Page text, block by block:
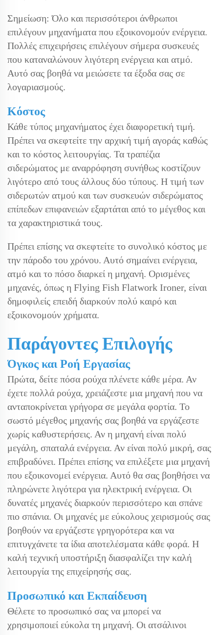
Σημείωση: Όλο και περισσότεροι άνθρωποι
επιλέγουν μηχανήματα που εξοικονομούν ενέργεια.
Πολλές επιχειρήσεις επιλέγουν σήμερα συσκευές
που καταναλώνουν λιγότερη ενέργεια και ατμό.
Αυτό σας βοηθά να μειώσετε τα έξοδα σας σε
λογαριασμούς.
Κόστος
Κάθε τύπος μηχανήματος έχει διαφορετική τιμή.
Πρέπει να σκεφτείτε την αρχική τιμή αγοράς καθώς
και το κόστος λειτουργίας. Τα τραπέζια
σιδερώματος με αναρρόφηση συνήθως κοστίζουν
λιγότερο από τους άλλους δύο τύπους. Η τιμή των
σιδερωτών ατμού και των συσκευών σιδερώματος
επίπεδων επιφανειών εξαρτάται από το μέγεθος και
τα χαρακτηριστικά τους.
Πρέπει επίσης να σκεφτείτε το συνολικό κόστος με
την πάροδο του χρόνου. Αυτό σημαίνει ενέργεια,
ατμό και το πόσο διαρκεί η μηχανή. Ορισμένες
μηχανές, όπως η Flying Fish Flatwork Ironer, είναι
δημοφιλείς επειδή διαρκούν πολύ καιρό και
εξοικονομούν χρήματα.
Παράγοντες Επιλογής
Όγκος και Ροή Εργασίας
Πρώτα, δείτε πόσα ρούχα πλένετε κάθε μέρα. Αν
έχετε πολλά ρούχα, χρειάζεστε μια μηχανή που να
ανταποκρίνεται γρήγορα σε μεγάλα φορτία. Το
σωστό μέγεθος μηχανής σας βοηθά να εργάζεστε
χωρίς καθυστερήσεις. Αν η μηχανή είναι πολύ
μεγάλη, σπαταλά ενέργεια. Αν είναι πολύ μικρή, σας
επιβραδύνει. Πρέπει επίσης να επιλέξετε μια μηχανή
που εξοικονομεί ενέργεια. Αυτό θα σας βοηθήσει να
πληρώνετε λιγότερα για ηλεκτρική ενέργεια. Οι
δυνατές μηχανές διαρκούν περισσότερο και σπάνε
πιο σπάνια. Οι μηχανές με εύκολους χειρισμούς σας
βοηθούν να εργάζεστε γρηγορότερα και να
επιτυγχάνετε τα ίδια αποτελέσματα κάθε φορά. Η
καλή τεχνική υποστήριξη διασφαλίζει την καλή
λειτουργία της επιχείρησής σας.
Προσωπικό και Εκπαίδευση
Θέλετε το προσωπικό σας να μπορεί να
χρησιμοποιεί εύκολα τη μηχανή. Οι ατσάλινοι